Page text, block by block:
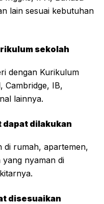
lain sesuai kebutuhan
sekolah
dengan Kurikulum
Cambridge, IB,
lainnya.
dapat dilakukan
di rumah, apartemen,
nyaman di
disesuaikan